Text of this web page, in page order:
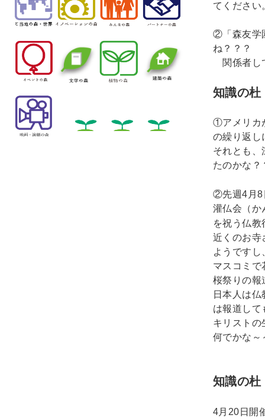
てください
②「森友学
ね？？？
関係者し
知識の
①アメリカ
の繰り返し
それとも、
たのかな？
②先週4月8
灌仏会（か
を祝う仏
近くのお寺
ようですし
マスコミで
桜祭りの報
日本人は
は報道して
キリストの
何でかな～
知識の
4月 20 日開